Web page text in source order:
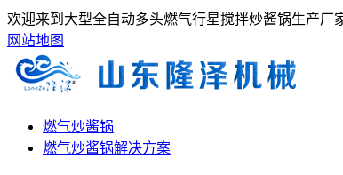
欢迎来到大型全自动多头燃气行星搅拌炒酱锅生产厂
网站地图
燃气炒酱锅
燃气炒酱锅解决方案